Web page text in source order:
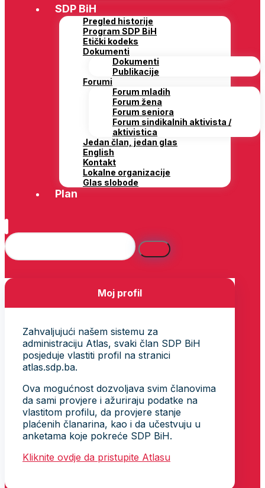
SDP BiH
Pregled historije
Program SDP BiH
Etički kodeks
Dokumenti
Dokumenti
Publikacije
Forumi
Forum mladih
Forum žena
Forum seniora
Forum sindikalnih aktivista /
aktivistica
Jedan član, jedan glas
English
Kontakt
Lokalne organizacije
Glas slobode
Plan
Moj profil
Zahvaljujući našem sistemu za
administraciju Atlas, svaki član SDP BiH
posjeduje vlastiti profil na stranici
atlas.sdp.ba.
Ova mogućnost dozvoljava svim članovima
da sami provjere i ažuriraju podatke na
vlastitom profilu, da provjere stanje
plaćenih članarina, kao i da učestvuju u
anketama koje pokreće SDP BiH.
Kliknite ovdje da pristupite Atlasu